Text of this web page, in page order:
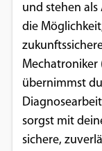
und stehen
die
Mechatroniker
übernimmst
sorgst mit
sichere,